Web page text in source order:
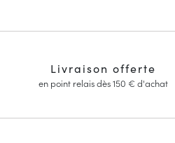
Livraison offerte
en point relais dès 150 € d'achat